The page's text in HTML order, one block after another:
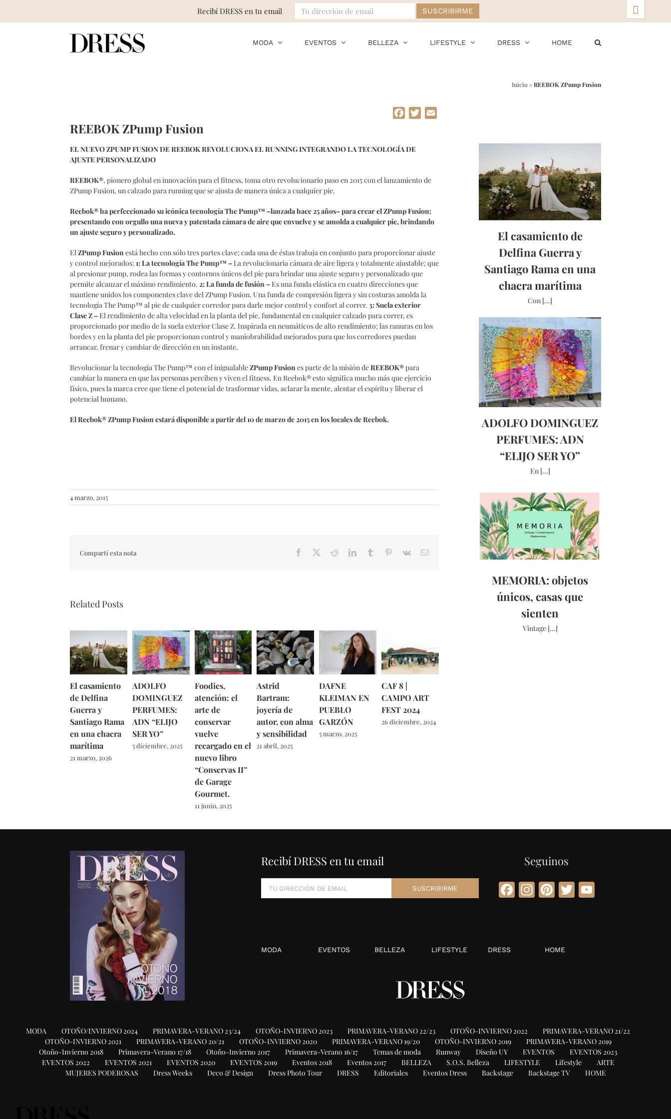
MODA EVENTOS BELLEZA LIFESTYLE DRESS HOME
Inicio »REEBOK ZPump Fusion
Facebook
Twitter
REEBOK ZPump Fusion
EL NUEVO ZPUMP FUSION DE REEBOK REVOLUCIONA EL RUNNING INTEGRANDO LA TECNOLOGÍA DE
AJUSTE PERSONALIZADO
REEBOK®, pionero global en innovación para el fitness, toma otro revolucionario paso en 2015 con el lanzamiento de
ZPump Fusion, un calzado para running que se ajusta de manera única a cualquier pie.
Reebok® ha perfeccionado su icónica tecnología The Pump™ –lanzada hace 25 años– para crear el ZPump Fusion;
presentando con orgullo una nueva y patentada cámara de aire que envuelve y se amolda a cualquier pie, brindando
un ajuste seguro y personalizado.
ElZPump Fusionestá hecho con sólo tres partes clave; cada una de éstas trabaja en conjunto para proporcionar ajuste
y control mejorados: 1: La tecnología The Pump™ –La revolucionaria cámara de aire ligera y totalmente ajustable; que
al presionar pump, rodea las formas y contornos únicos del pie para brindar una ajuste seguro y personalizado que
permite alcanzar el máximo rendimiento. 2: La funda de fusión –Es una funda elástica en cuatro direcciones que
mantiene unidos los componentes clave del ZPump Fusion. Una funda de compresión ligera y sin costuras amolda la
tecnología The Pump™ al pie de cualquier corredor para darle mejor control y confort al correr. 3: Suela exterior
Clase Z –El rendimiento de alta velocidad en la planta del pie, fundamental en cualquier calzado para correr, es
proporcionado por medio de la suela exterior Clase Z. Inspirada en neumáticos de alto rendimiento; las ranuras en los
bordes y en la planta del pie proporcionan control y maniobrabilidad mejorados para que los corredores puedan
arrancar, frenar y cambiar de dirección en un instante.
Revolucionar la tecnología The Pump™ con el inigualableZPump Fusiones parte de la misión deREEBOK®para
cambiar la manera en que las personas perciben y viven el fitness. En Reebok® esto significa mucho más que ejercicio
físico, pues la marca cree que tiene el potencial de trasformar vidas, aclarar la mente, alentar el espíritu y liberar el
potencial humano.
El Reebok® ZPump Fusion estará disponible a partir del 10 de marzo de 2015 en los locales de Reebok.
4 marzo, 2015
Compartí esta nota Facebook RedditLinkedInTumblr Pinterest
Vk Email
Related Posts
El casamiento
de Delfina
Guerra y
Santiago Rama
en una chacra
marítima
21 marzo, 2026
ADOLFO
DOMINGUEZ
PERFUMES:
ADN “ELIJO
SER YO”
5 diciembre, 2025
Foodies,
atención: el
arte de
conservar
vuelve
recargado en el
nuevo libro
“Conservas II”
de Garage
Gourmet.
11 junio, 2025
Astrid
Bartram:
joyería de
autor, con alma
y sensibilidad
21 abril, 2025
DAFNE
KLEIMAN EN
PUEBLO
GARZÓN
5 marzo, 2025
CAF 8 |
CAMPO ART
FEST 2024
26 diciembre, 2024
El casamiento de
Delfina Guerra y
Santiago Rama en una
chacra marítima
Con [...]
ADOLFO DOMINGUEZ
PERFUMES: ADN
“ELIJO SER YO”
En [...]
MEMORIA: objetos
únicos, casas que
sienten
Vintage [...]
Recibí DRESS en tu email Seguinos
Facebook
Instagram
Pinterest
TwitterYouTube
MODA EVENTOS BELLEZA LIFESTYLE DRESS HOME
MODA OTOÑO/INVIERNO 2024 PRIMAVERA-VERANO 23/24 OTOÑO-INVIERNO 2023 PRIMAVERA-VERANO 22/23 OTOÑO-INVIERNO 2022
PRIMAVERA-VERANO 21/22
OTOÑO-INVIERNO 2021
PRIMAVERA-VERANO 20/21 OTOÑO-INVIERNO 2020 PRIMAVERA-VERANO 19/20 OTOÑO-INVIERNO 2019
PRIMAVERA-VERANO 2019
Otoño-Invierno 2018
Primavera-Verano 17/18 Otoño-Invierno 2017 Primavera-Verano 16/17 Temas de moda Runway Diseño UY EVENTOS
EVENTOS 2023
EVENTOS 2022
EVENTOS 2021 EVENTOS 2020 EVENTOS 2019 Eventos 2018 Eventos 2017 BELLEZA S.O.S. Belleza LIFESTYLE Lifestyle
ARTE
MUJERES PODEROSAS
Dress Weeks Deco & Design Dress Photo Tour DRESS Editoriales Eventos Dress Backstage Backstage TV HOME
Recibí DRESS en tu email